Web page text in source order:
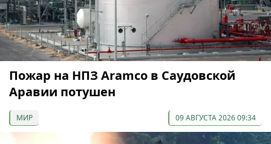
Пожар на НПЗ Aramco в Саудовской
Аравии потушен
МИР 09 АВГУСТА 2026 09:34